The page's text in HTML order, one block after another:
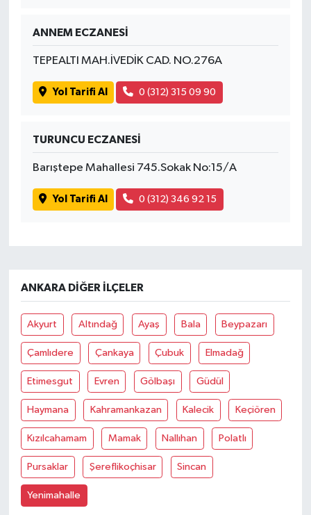
ANNEM ECZANESİ
TEPEALTI MAH.İVEDİK CAD. NO.276A
Yol Tarifi Al 0 (312) 315 09 90
TURUNCU ECZANESİ
Barıştepe Mahallesi 745.Sokak No:15/A
Yol Tarifi Al 0 (312) 346 92 15
ANKARA DIĞER İLÇELER
Akyurt Altındağ Ayaş Bala Beypazarı
Çamlıdere Çankaya Çubuk Elmadağ
Etimesgut Evren Gölbaşı Güdül
Haymana Kahramankazan Kalecik Keçiören
Kızılcahamam Mamak Nallıhan Polatlı
Pursaklar Şereflikoçhisar Sincan
Yenimahalle